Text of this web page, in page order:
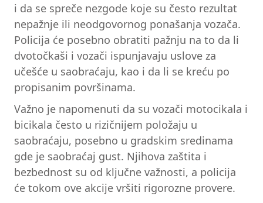
i da se spreče nezgode koje su često rezultat
nepažnje ili neodgovornog ponašanja vozača.
Policija će posebno obratiti pažnju na to da li
dvotočkaši i vozači ispunjavaju uslove za
učešće u saobraćaju, kao i da li se kreću po
propisanim površinama.
Važno je napomenuti da su vozači motocikala i
bicikala često u rizičnijem položaju u
saobraćaju, posebno u gradskim sredinama
gde je saobraćaj gust. Njihova zaštita i
bezbednost su od ključne važnosti, a policija
će tokom ove akcije vršiti rigorozne provere.